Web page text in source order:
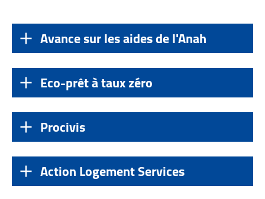
Avance sur les aides de l'Anah
Eco-prêt à taux zéro
Procivis
Action Logement Services